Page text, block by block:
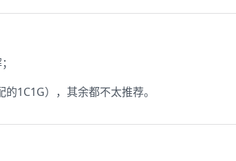
1C1G），其余都不太推荐。